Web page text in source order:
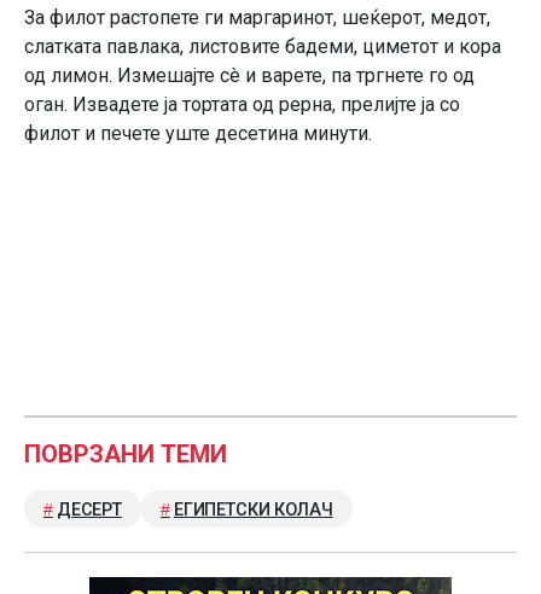
За филот растопете ги маргаринот, шеќерот, медот,
слатката павлака, листовите бадеми, циметот и кора
од лимон. Измешајте сè и варете, па тргнете го од
оган. Извадете ја тортата од рерна, прелијте ја со
филот и печете уште десетина минути.
ПОВРЗАНИ ТЕМИ
ДЕСЕРТ ЕГИПЕТСКИ КОЛАЧ